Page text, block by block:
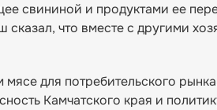
свининой и продуктами ее
что вместе с другими
для потребительского
Камчатского края и